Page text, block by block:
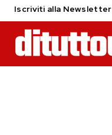
Iscriviti alla Newsletter